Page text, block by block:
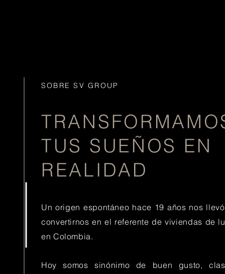
SOBRE SV GROUP
TUS SUEÑOS EN
REALIDAD
Un origen espontáneo hace 19 años nos
convertirnos en el referente de viviendas de
en Colombia.
Hoy somos sinónimo de buen gusto,